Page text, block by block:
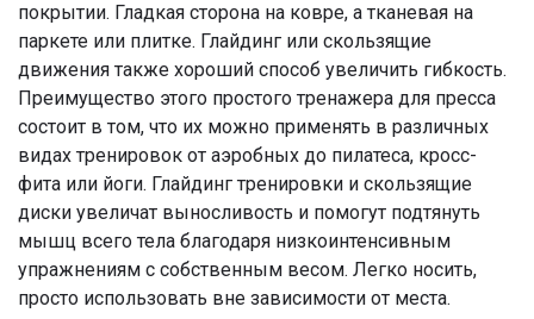
покрытии. Гладкая сторона на ковре, а тканевая на
паркете или плитке. Глайдинг или скользящие
движения также хороший способ увеличить гибкость.
Преимущество этого простого тренажера для пресса
состоит в том, что их можно применять в различных
видах тренировок от аэробных до пилатеса, кросс-
фита или йоги. Глайдинг тренировки и скользящие
диски увеличат выносливость и помогут подтянуть
мышц всего тела благодаря низкоинтенсивным
упражнениям с собственным весом. Легко носить,
просто использовать вне зависимости от места.